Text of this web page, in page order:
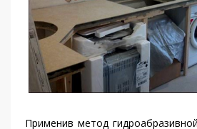
Применив метод